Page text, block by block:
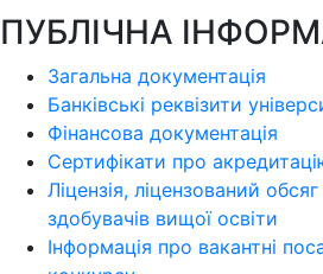
ПУБЛІЧНА
Загальна документація
Банківські реквізити
Фінансова документація
Сертифікати про
Ліцензія, ліцензований
здобувачів вищої освіти
Інформація про вакантні